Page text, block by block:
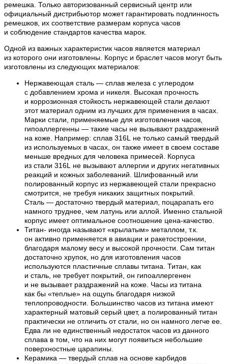
ремешка. Только авторизованный сервисный центр или
официальный дистрибьютор может гарантировать подлинность
ремешков, их соответствие размерам корпуса часов
и соблюдение стандартов качества марок.
Одной из важных характеристик часов является материал
из которого они изготовлены. Корпус и браслет часов могут быть
изготовлены из следующих материалов:
Нержавеющая сталь — сплав железа с углеродом
с добавлением хрома и никеля. Высокая прочность
и коррозионная стойкость нержавеющей стали делают
этот материал одним из лучших для применения в часах.
Марки стали, применяемые для изготовления часов,
гипоаллергенны — такие часы не вызывают раздражений
на коже. Например: сплав 316L не только самый твердый
из используемых в часах, он также имеет в своем составе
меньше вредных для человека примесей. Корпуса
из стали 316L не вызывают аллергии и других негативных
реакций и кожных заболеваний. Шлифованный или
полированный корпус из нержавеющей стали прекрасно
смотрится, не требуя никаких защитных покрытий.
Сталь — достаточно твердый материал, поцарапать его
намного труднее, чем латунь или аллой. Именно стальной
корпус имеет оптимальное соотношение цена-качество.
Титан- иногда называют «крылатым» металлом, т.к.
он активно применяется в авиации и ракетостроении,
благодаря малому весу и высокой прочности. Сам титан
достаточно хрупок, но для изготовления часов
используются пластичные сплавы титана. Титан, как
и сталь, не требует покрытий, он гипоаллергенен
и не вызывает раздражений на коже. Часы из титана
как бы «теплые» на ощупь благодаря низкой
теплопроводности. Большинство часов из титана имеют
характерный матовый серый цвет, а полированный титан
практически не отличить от стали, но он намного легче ее.
Едва ли не единственный недостаток часов из данного
сплава в том, что на них могут появиться небольшие
поверхностные царапины.
Керамика — твердый сплав на основе карбидов